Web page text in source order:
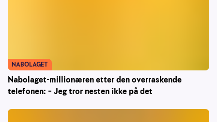
Nabolaget-millionæren etter den overraskende
telefonen: – Jeg tror nesten ikke på det
NABOLAGET